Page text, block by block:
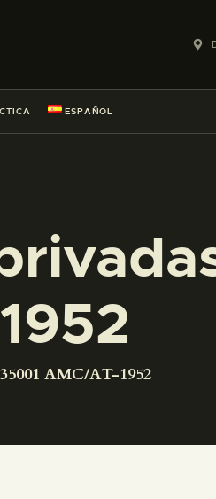
ESPAÑOL
AMC/AT-1952